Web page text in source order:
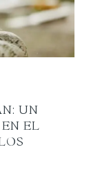
UN
EL